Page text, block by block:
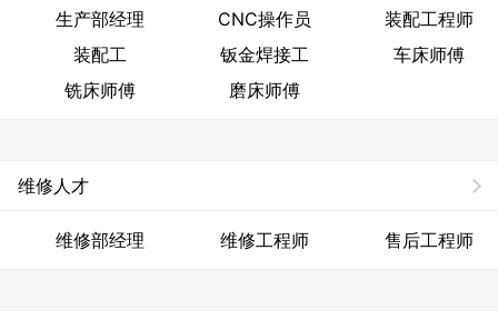
生产部经理 CNC操作员
装配工程师
装配工
钣金焊接工
车床师傅
铣床师傅
磨床师傅
维修人才
维修部经理 维修工程师 售后工程师